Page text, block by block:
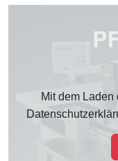
Mit dem